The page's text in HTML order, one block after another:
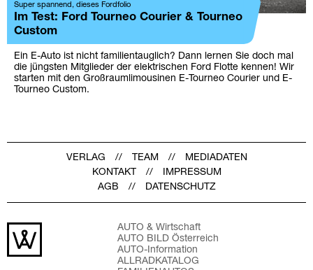
Super spannend, dieses Fordfolio
Im Test: Ford Tourneo Courier & Tourneo
Custom
Ein E-Auto ist nicht familientauglich? Dann lernen Sie doch mal
die jüngsten Mitglieder der elektrischen Ford Flotte kennen! Wir
starten mit den Großraumlimousinen E-Tourneo Courier und E-
Tourneo Custom.
VERLAG TEAM
MEDIADATEN
KONTAKT
IMPRESSUM
AGB
DATENSCHUTZ
AUTO & Wirtschaft
AUTO BILD Österreich
AUTO-Information
ALLRADKATALOG